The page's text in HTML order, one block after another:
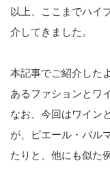
以上、ここまでハイ
介してきました。
本記事でご紹介した
あるファションとワ
なお、今回はワイン
が、ピエール・バル
たりと、他にも似た